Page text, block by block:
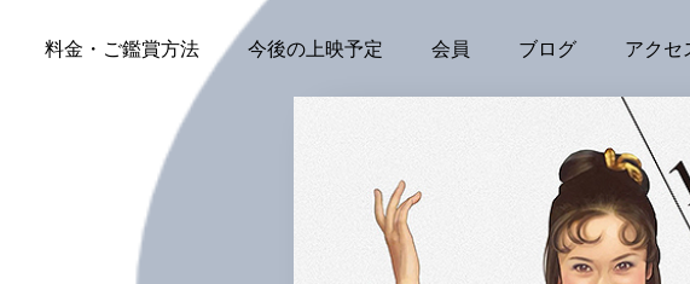
料金・ご鑑賞方法 今後の上映予定 会員 ブログ アクセ